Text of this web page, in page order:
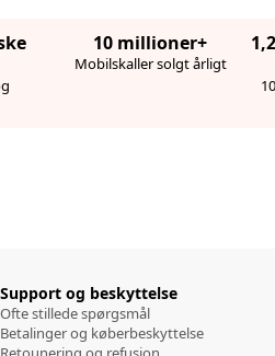
10 millioner+
Mobilskaller solgt årligt
Support og beskyttelse
Ofte stillede spørgsmål
Betalinger og køberbeskyttelse